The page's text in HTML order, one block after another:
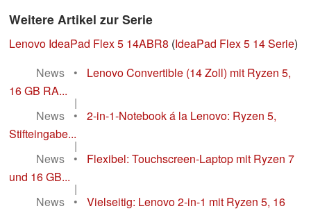
Weitere Artikel zur Serie
Lenovo IdeaPad Flex 5 14ABR8 (IdeaPad Flex 5 14 Serie)
News
•
Lenovo Convertible (14 Zoll) mit Ryzen 5,
16 GB RA...
|
News
•
2-in-1-Notebook á la Lenovo: Ryzen 5,
Stifteingabe...
|
News
•
Flexibel: Touchscreen-Laptop mit Ryzen 7
und 16 GB...
|
News
•
Vielseitig: Lenovo 2-in-1 mit Ryzen 5, 16